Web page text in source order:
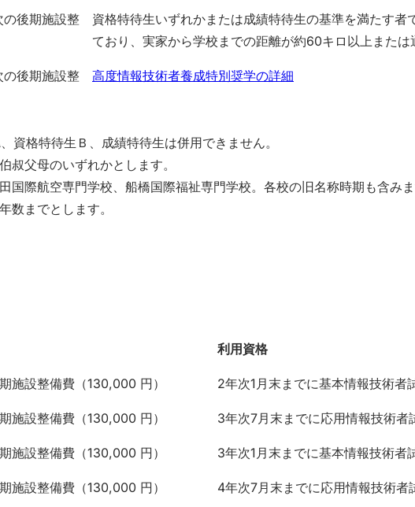
の後期施設整
資格特待生いずれかまたは成績特待生の基準を満たす
ており、実家から学校までの距離が約60キロ以上また
の後期施設整
高度情報技術者養成特別奨学の詳細
資格特待生Ｂ、成績特待生は併用できません。
父母のいずれかとします。
際航空専門学校、船橋国際福祉専門学校。各校の旧名称時期も含みま
までとします。
利用資格
利用資格
施設整備費（130,000 円） 2年次1月末までに基本情報技術者
施設整備費（130,000 円） 3年次7月末までに応用情報技術者
施設整備費（130,000 円） 3年次1月末までに基本情報技術者
施設整備費（130,000 円） 4年次7月末までに応用情報技術者